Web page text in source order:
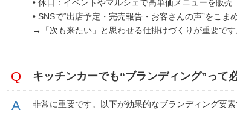
• 休日：イベントやマルシェで高単価メニューを販売
• SNSで“出店予定・完売報告・お客さんの声”をこま
→「次も来たい」と思わせる仕掛けづくりが重要です
キッチンカーでも“ブランディング”って
非常に重要です。以下が効果的なブランディング要素